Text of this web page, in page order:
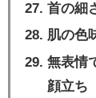
首の細
肌の色
無表情
顔立ち